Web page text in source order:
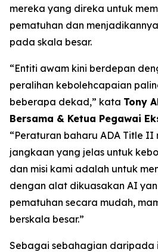
mereka yang direka untuk
pematuhan dan
pada skala besar.
“Entiti awam kini berdepan
peralihan kebolehcapaian
beberapa dekad,” kata Tony
Bersama & Ketua Pegawai
“Peraturan baharu ADA Title II
jangkaan yang jelas untuk
dan misi kami adalah untuk
dengan alat dikuasakan AI
pematuhan secara mudah,
berskala besar.”
Sebagai sebahagian daripada